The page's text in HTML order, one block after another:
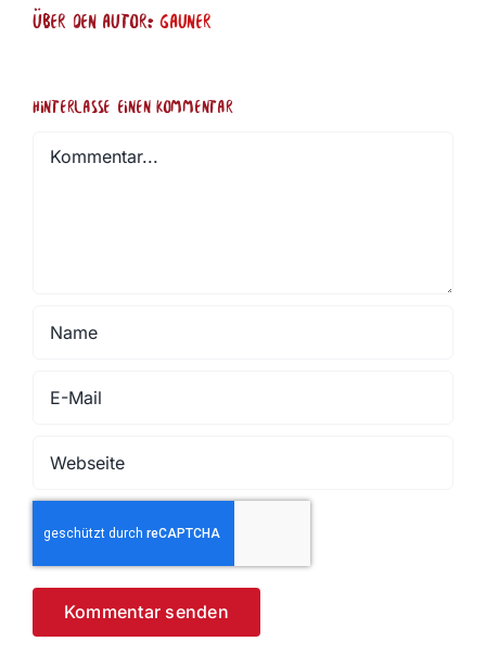
Über den Autor:gauner
Hinterlasse einen Kommentar